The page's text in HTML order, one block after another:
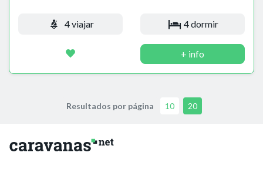
4 viajar 4 dormir
+ info
Resultados por página 10 20